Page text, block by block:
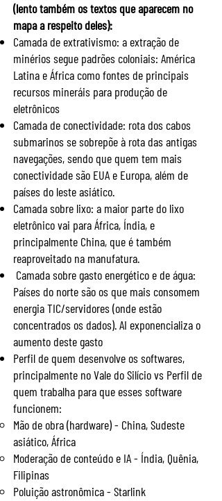
(lento também os textos que aparecem no
mapa a respeito deles):
Camada de extrativismo: a extração de
minérios segue padrões coloniais: América
Latina e África como fontes de principais
recursos mineráis para produção de
eletrônicos
Camada de conectividade: rota dos cabos
submarinos se sobrepõe à rota das antigas
navegações, sendo que quem tem mais
conectividade são EUA e Europa, além de
países do leste asiático.
Camada sobre lixo: a maior parte do lixo
eletrônico vai para África, Índia, e
principalmente China, que é também
reaproveitado na manufatura.
Camada sobre gasto energético e de água:
Países do norte são os que mais consomem
energia TIC/servidores (onde estão
concentrados os dados). AI exponencializa o
aumento deste gasto
Perfil de quem desenvolve os softwares,
principalmente no Vale do Silíciovs Perfil de
quem trabalha para que esses software
funcionem:
Mão de obra (hardware) - China, Sudeste
asiático, África
Moderação de conteúdo e IA - Índia, Quênia,
Filipinas
Poluição astronômica - Starlink